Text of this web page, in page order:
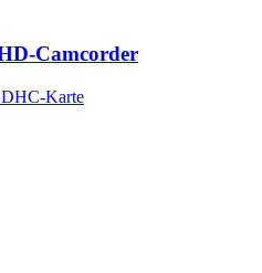
Camcorder
Karte